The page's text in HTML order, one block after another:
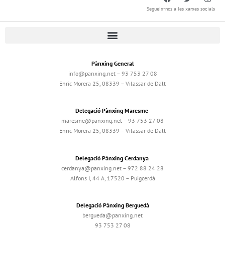
Segueix-nos a les xarxes socials
Pànxing General
info@panxing.net – 93 753 27 08
Enric Morera 25, 08339 – Vilassar de Dalt
Delegació Pànxing Maresme
maresme@panxing.net – 93 753 27 08
Enric Morera 25, 08339 – Vilassar de Dalt
Delegació Pànxing Cerdanya
cerdanya@panxing.net – 972 88 24 28
Alfons I, 44 A, 17520 – Puigcerdà
Delegació Pànxing Berguedà
bergueda@panxing.net
93 753 27 08